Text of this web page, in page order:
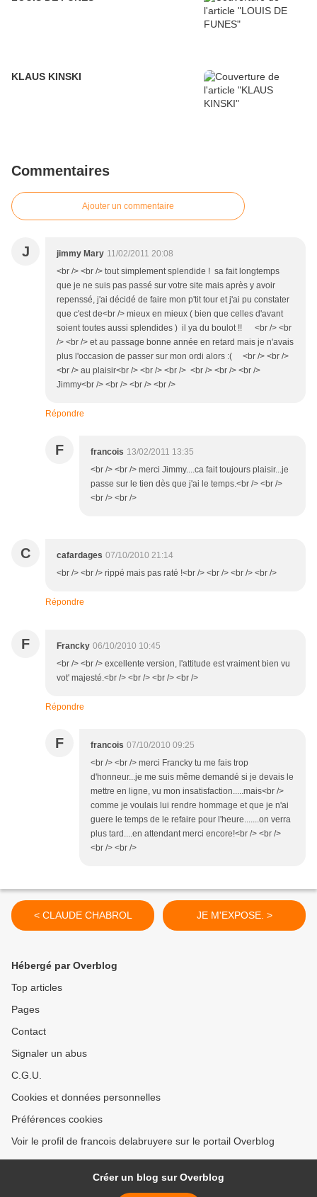
KLAUS KINSKI
Commentaires
Ajouter un commentaire
J jimmy Mary 11/02/2011 20:08
<br /> <br /> tout simplement splendide ! sa fait longtemps
que je ne suis pas passé sur votre site mais après y avoir
repenssé, j'ai décidé de faire mon p'tit tour et j'ai pu constater
que c'est de<br /> mieux en mieux ( bien que celles d'avant
soient toutes aussi splendides ) il ya du boulot !! <br /> <br
/> <br /> et au passage bonne année en retard mais je n'avais
plus l'occasion de passer sur mon ordi alors :( <br /> <br />
<br /> au plaisir<br /> <br /> <br /> <br /> <br /> <br />
Jimmy<br /> <br /> <br /> <br />
Répondre
F francois 13/02/2011 13:35
<br /> <br /> merci Jimmy....ca fait toujours plaisir...je
passe sur le tien dès que j'ai le temps.<br /> <br />
<br /> <br />
C cafardages 07/10/2010 21:14
<br /> <br /> rippé mais pas raté !<br /> <br /> <br /> <br />
Répondre
F Francky 06/10/2010 10:45
<br /> <br /> excellente version, l'attitude est vraiment bien vu
vot' majesté.<br /> <br /> <br /> <br />
Répondre
F francois 07/10/2010 09:25
<br /> <br /> merci Francky tu me fais trop
d'honneur...je me suis même demandé si je devais le
mettre en ligne, vu mon insatisfaction.....mais<br />
comme je voulais lui rendre hommage et que je n'ai
guere le temps de le refaire pour l'heure.......on verra
plus tard....en attendant merci encore!<br /> <br />
<br /> <br />
< CLAUDE CHABROL JE M'EXPOSE. >
Hébergé par Overblog
Top articles
Pages
Contact
Signaler un abus
C.G.U.
Cookies et données personnelles
Préférences cookies
Voir le profil de francois delabruyere sur le portail Overblog
Créer un blog sur Overblog